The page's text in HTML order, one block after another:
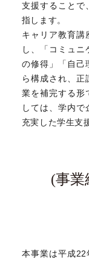
支援することで
指します。
キャリア教育講
し、「コミュ
の修得」「自己
ら構成され、
業を補完する形
しては、学内
充実した学生支
(事業
本事業は平成22